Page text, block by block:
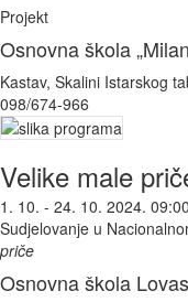
Projekt
Osnovna škola
Kastav, Skalini Istarskog
098/674-966
Velike male
1. 10. - 24. 10. 2024. 09:00
Sudjelovanje u
priče
Osnovna škola